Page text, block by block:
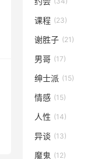
课程 (23)
谢胜子 (21)
男哥 (17)
绅士派 (15)
情感 (15)
人性 (14)
异谈 (13)
魔鬼 (12)